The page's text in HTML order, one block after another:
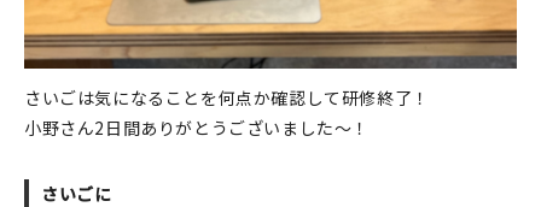
さいごは気になることを何点か確認して研修終了！
小野さん2日間ありがとうございました～！
さいごに